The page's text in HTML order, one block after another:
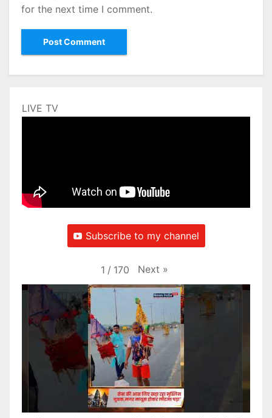
for the next time I comment.
LIVE TV
Subscribe to my channel
1 / 170 Next »